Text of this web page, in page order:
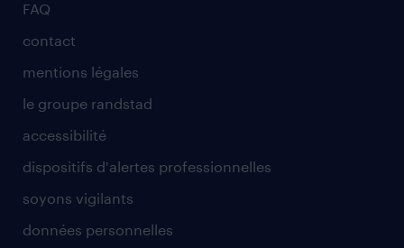
FAQ
contact
mentions légales
le groupe randstad
accessibilité
dispositifs d'alertes professionnelles
soyons vigilants
données personnelles